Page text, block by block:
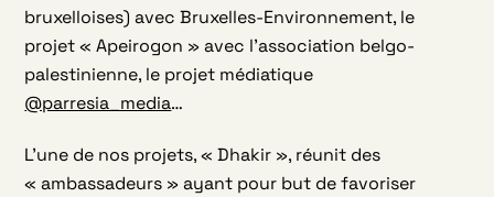
bruxelloises) avec Bruxelles-Environnement, le
projet « Apeirogon » avec l’association belgo-
palestinienne, le projet médiatique
@parresia_media…
L’une de nos projets, « Dhakir », réunit des
« ambassadeurs » ayant pour but de favoriser